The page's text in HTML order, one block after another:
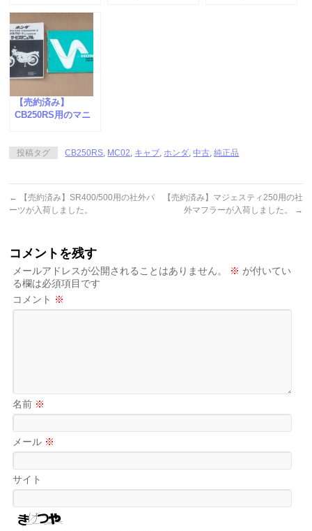
ました。
【売約済み】
CB250RS用のマニ
投稿タグ CB250RS, MC02, キャブ,ホンダ,中古,純正品
←
【売約済み】SR400/500用の社外パ
ーツが入荷しました。
【売約済み】マジェスティ250用の社
外マフラーが入荷しました。
→
コメントを残す
メールアドレスが公開されることはありません。 ※ が付いてい
る欄は必須項目です
コメント ※
名前 ※
メール ※
サイト